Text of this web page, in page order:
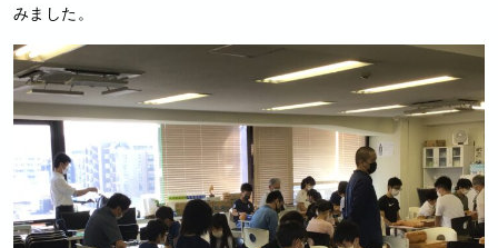
みました。